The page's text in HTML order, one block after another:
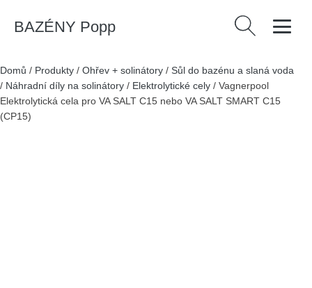
BAZÉNY Popp Vyhledávání
Domů / Produkty / Ohřev + solinátory / Sůl do bazénu a slaná voda
/ Náhradní díly na solinátory / Elektrolytické cely / Vagnerpool
Elektrolytická cela pro VA SALT C15 nebo VA SALT SMART C15
(CP15)